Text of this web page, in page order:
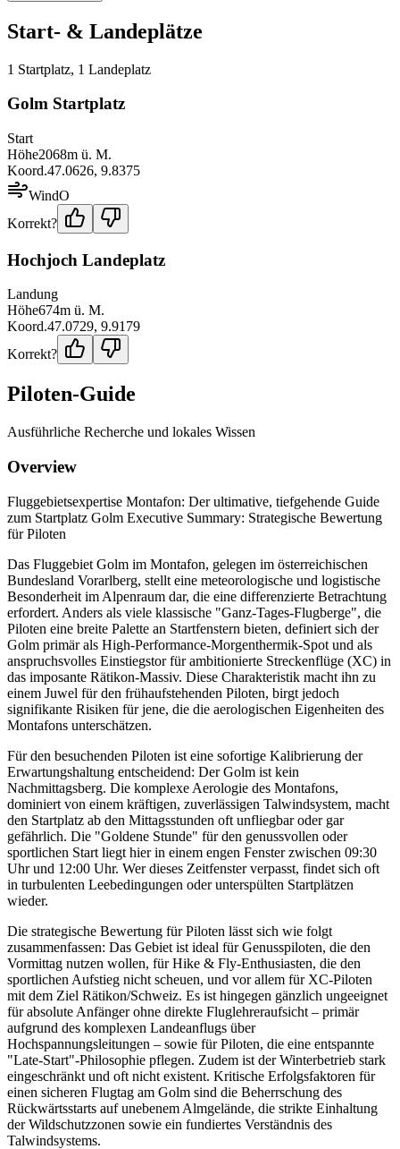
Start- & Landeplätze
1 Startplatz, 1 Landeplatz
Golm Startplatz
Start
Höhe2068m ü. M.
Koord.47.0626, 9.8375
WindO
Korrekt?
Hochjoch Landeplatz
Landung
Höhe674m ü. M.
Koord.47.0729, 9.9179
Korrekt?
Piloten-Guide
Ausführliche Recherche und lokales Wissen
Overview
Fluggebietsexpertise Montafon: Der ultimative, tiefgehende Guide
zum Startplatz Golm Executive Summary: Strategische Bewertung
für Piloten
Das Fluggebiet Golm im Montafon, gelegen im österreichischen
Bundesland Vorarlberg, stellt eine meteorologische und logistische
Besonderheit im Alpenraum dar, die eine differenzierte Betrachtung
erfordert. Anders als viele klassische "Ganz-Tages-Flugberge", die
Piloten eine breite Palette an Startfenstern bieten, definiert sich der
Golm primär als High-Performance-Morgenthermik-Spot und als
anspruchsvolles Einstiegstor für ambitionierte Streckenflüge (XC) in
das imposante Rätikon-Massiv. Diese Charakteristik macht ihn zu
einem Juwel für den frühaufstehenden Piloten, birgt jedoch
signifikante Risiken für jene, die die aerologischen Eigenheiten des
Montafons unterschätzen.
Für den besuchenden Piloten ist eine sofortige Kalibrierung der
Erwartungshaltung entscheidend: Der Golm ist kein
Nachmittagsberg. Die komplexe Aerologie des Montafons,
dominiert von einem kräftigen, zuverlässigen Talwindsystem, macht
den Startplatz ab den Mittagsstunden oft unfliegbar oder gar
gefährlich. Die "Goldene Stunde" für den genussvollen oder
sportlichen Start liegt hier in einem engen Fenster zwischen 09:30
Uhr und 12:00 Uhr. Wer dieses Zeitfenster verpasst, findet sich oft
in turbulenten Leebedingungen oder unterspülten Startplätzen
wieder.
Die strategische Bewertung für Piloten lässt sich wie folgt
zusammenfassen: Das Gebiet ist ideal für Genusspiloten, die den
Vormittag nutzen wollen, für Hike & Fly-Enthusiasten, die den
sportlichen Aufstieg nicht scheuen, und vor allem für XC-Piloten
mit dem Ziel Rätikon/Schweiz. Es ist hingegen gänzlich ungeeignet
für absolute Anfänger ohne direkte Fluglehreraufsicht – primär
aufgrund des komplexen Landeanflugs über
Hochspannungsleitungen – sowie für Piloten, die eine entspannte
"Late-Start"-Philosophie pflegen. Zudem ist der Winterbetrieb stark
eingeschränkt und oft nicht existent. Kritische Erfolgsfaktoren für
einen sicheren Flugtag am Golm sind die Beherrschung des
Rückwärtsstarts auf unebenem Almgelände, die strikte Einhaltung
der Wildschutzzonen sowie ein fundiertes Verständnis des
Talwindsystems.